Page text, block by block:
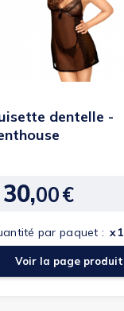
dentelle -
Prix
30,00€
par paquet : x1
Voir la page produit